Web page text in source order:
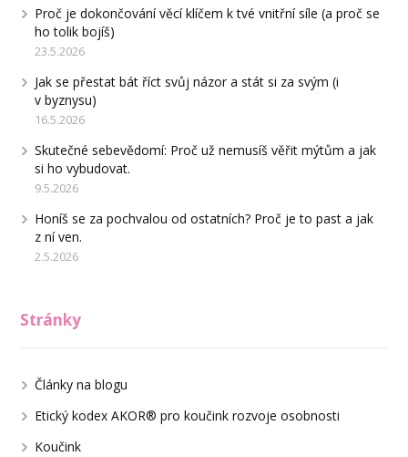
Proč je dokončování věcí klíčem k tvé vnitřní síle (a proč se
ho tolik bojíš)
23.5.2026
Jak se přestat bát říct svůj názor a stát si za svým (i
v byznysu)
16.5.2026
Skutečné sebevědomí: Proč už nemusíš věřit mýtům a jak
si ho vybudovat.
9.5.2026
Honíš se za pochvalou od ostatních? Proč je to past a jak
z ní ven.
2.5.2026
Stránky
Články na blogu
Etický kodex AKOR® pro koučink rozvoje osobnosti
Koučink